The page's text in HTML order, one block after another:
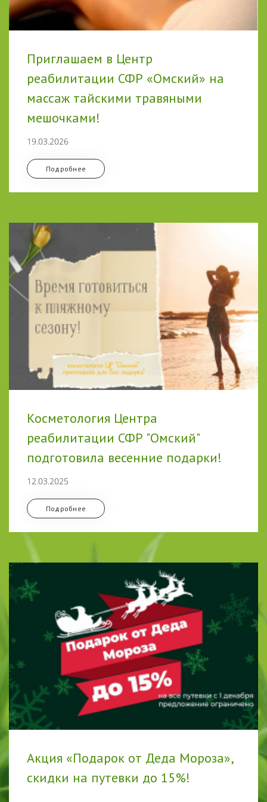
Приглашаем в Центр
реабилитации СФР «Омский» на
массаж тайскими травяными
мешочками!
19.03.2026
Подробнее
Косметология Центра
реабилитации СФР "Омский"
подготовила весенние подарки!
12.03.2025
Подробнее
Акция «Подарок от Деда Мороза»,
скидки на путевки до 15%!